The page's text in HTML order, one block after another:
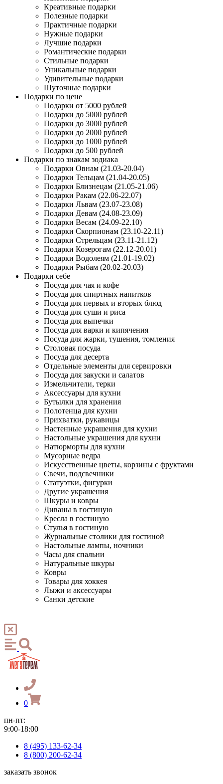
Креативные подарки
Полезные подарки
Практичные подарки
Нужные подарки
Лучшие подарки
Романтические подарки
Стильные подарки
Уникальные подарки
Удивительные подарки
Шуточные подарки
Подарки по цене
Подарки от 5000 рублей
Подарки до 5000 рублей
Подарки до 3000 рублей
Подарки до 2000 рублей
Подарки до 1000 рублей
Подарки до 500 рублей
Подарки по знакам зодиака
Подарки Овнам (21.03-20.04)
Подарки Тельцам (21.04-20.05)
Подарки Близнецам (21.05-21.06)
Подарки Ракам (22.06-22.07)
Подарки Львам (23.07-23.08)
Подарки Девам (24.08-23.09)
Подарки Весам (24.09-22.10)
Подарки Скорпионам (23.10-22.11)
Подарки Стрельцам (23.11-21.12)
Подарки Козерогам (22.12-20.01)
Подарки Водолеям (21.01-19.02)
Подарки Рыбам (20.02-20.03)
Подарки себе
Посуда для чая и кофе
Посуда для спиртных напитков
Посуда для первых и вторых блюд
Посуда для суши и риса
Посуда для выпечки
Посуда для варки и кипячения
Посуда для жарки, тушения, томления
Столовая посуда
Посуда для десерта
Отдельные элементы для сервировки
Посуда для закуски и салатов
Измельчители, терки
Аксессуары для кухни
Бутылки для хранения
Полотенца для кухни
Прихватки, рукавицы
Настенные украшения для кухни
Настольные украшения для кухни
Натюрморты для кухни
Мусорные ведра
Искусственные цветы, корзины с фруктами
Свечи, подсвечники
Статуэтки, фигурки
Другие украшения
Шкуры и ковры
Диваны в гостиную
Кресла в гостиную
Стулья в гостиную
Журнальные столики для гостиной
Настольные лампы, ночники
Часы для спальни
Натуральные шкуры
Ковры
Товары для хоккея
Лыжи и аксессуары
Санки детские
0
пн-пт:
9:00-18:00
8 (495) 133-62-34
8 (800) 200-62-34
заказать звонок